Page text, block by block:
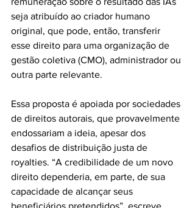
seja atribuído ao criador humano
original, que pode, então, transferir
esse direito para uma organização de
gestão coletiva (CMO), administrador ou
outra parte relevante.
Essa proposta é apoiada por sociedades
de direitos autorais, que provavelmente
endossariam a ideia, apesar dos
desafios de distribuição justa de
royalties. “A credibilidade de um novo
direito dependeria, em parte, de sua
capacidade de alcançar seus
beneficiários pretendidos”, escreve